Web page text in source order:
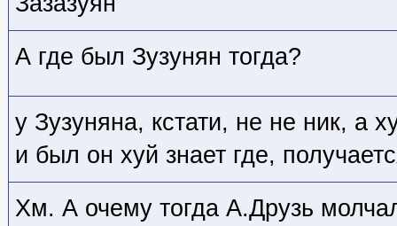
А где был Зузунян тогда?
у Зузуняна, кстати, не не ник, а
и был он хуй знает где,
Хм. А очему тогда А.Друзь